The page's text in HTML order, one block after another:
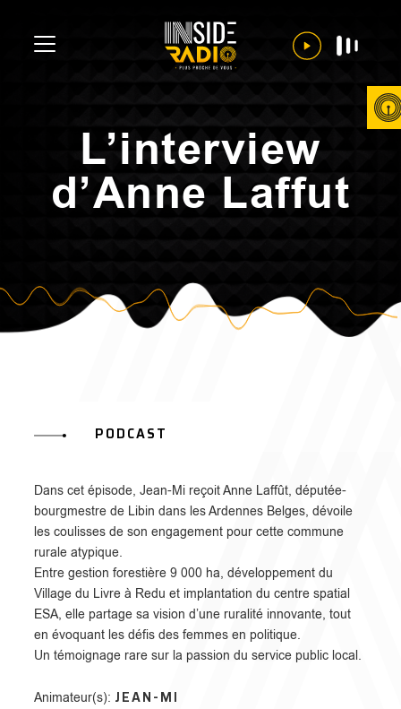
L’interview
d’Anne Laffut
PODCAST
Dans cet épisode, Jean-Mi reçoit Anne Laffût, députée-
bourgmestre de Libin dans les Ardennes Belges, dévoile
les coulisses de son engagement pour cette commune
rurale atypique.
Entre gestion forestière 9 000 ha, développement du
Village du Livre à Redu et implantation du centre spatial
ESA, elle partage sa vision d’une ruralité innovante, tout
en évoquant les défis des femmes en politique.
Un témoignage rare sur la passion du service public local.
Animateur(s): JEAN-MI